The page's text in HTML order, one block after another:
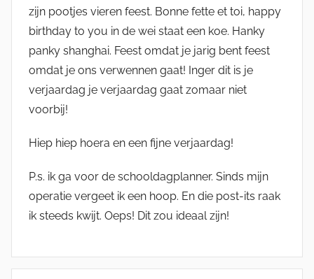
zijn pootjes vieren feest. Bonne fette et toi, happy
birthday to you in de wei staat een koe. Hanky
panky shanghai. Feest omdat je jarig bent feest
omdat je ons verwennen gaat! Inger dit is je
verjaardag je verjaardag gaat zomaar niet
voorbij!
Hiep hiep hoera en een fijne verjaardag!
P.s. ik ga voor de schooldagplanner. Sinds mijn
operatie vergeet ik een hoop. En die post-its raak
ik steeds kwijt. Oeps! Dit zou ideaal zijn!